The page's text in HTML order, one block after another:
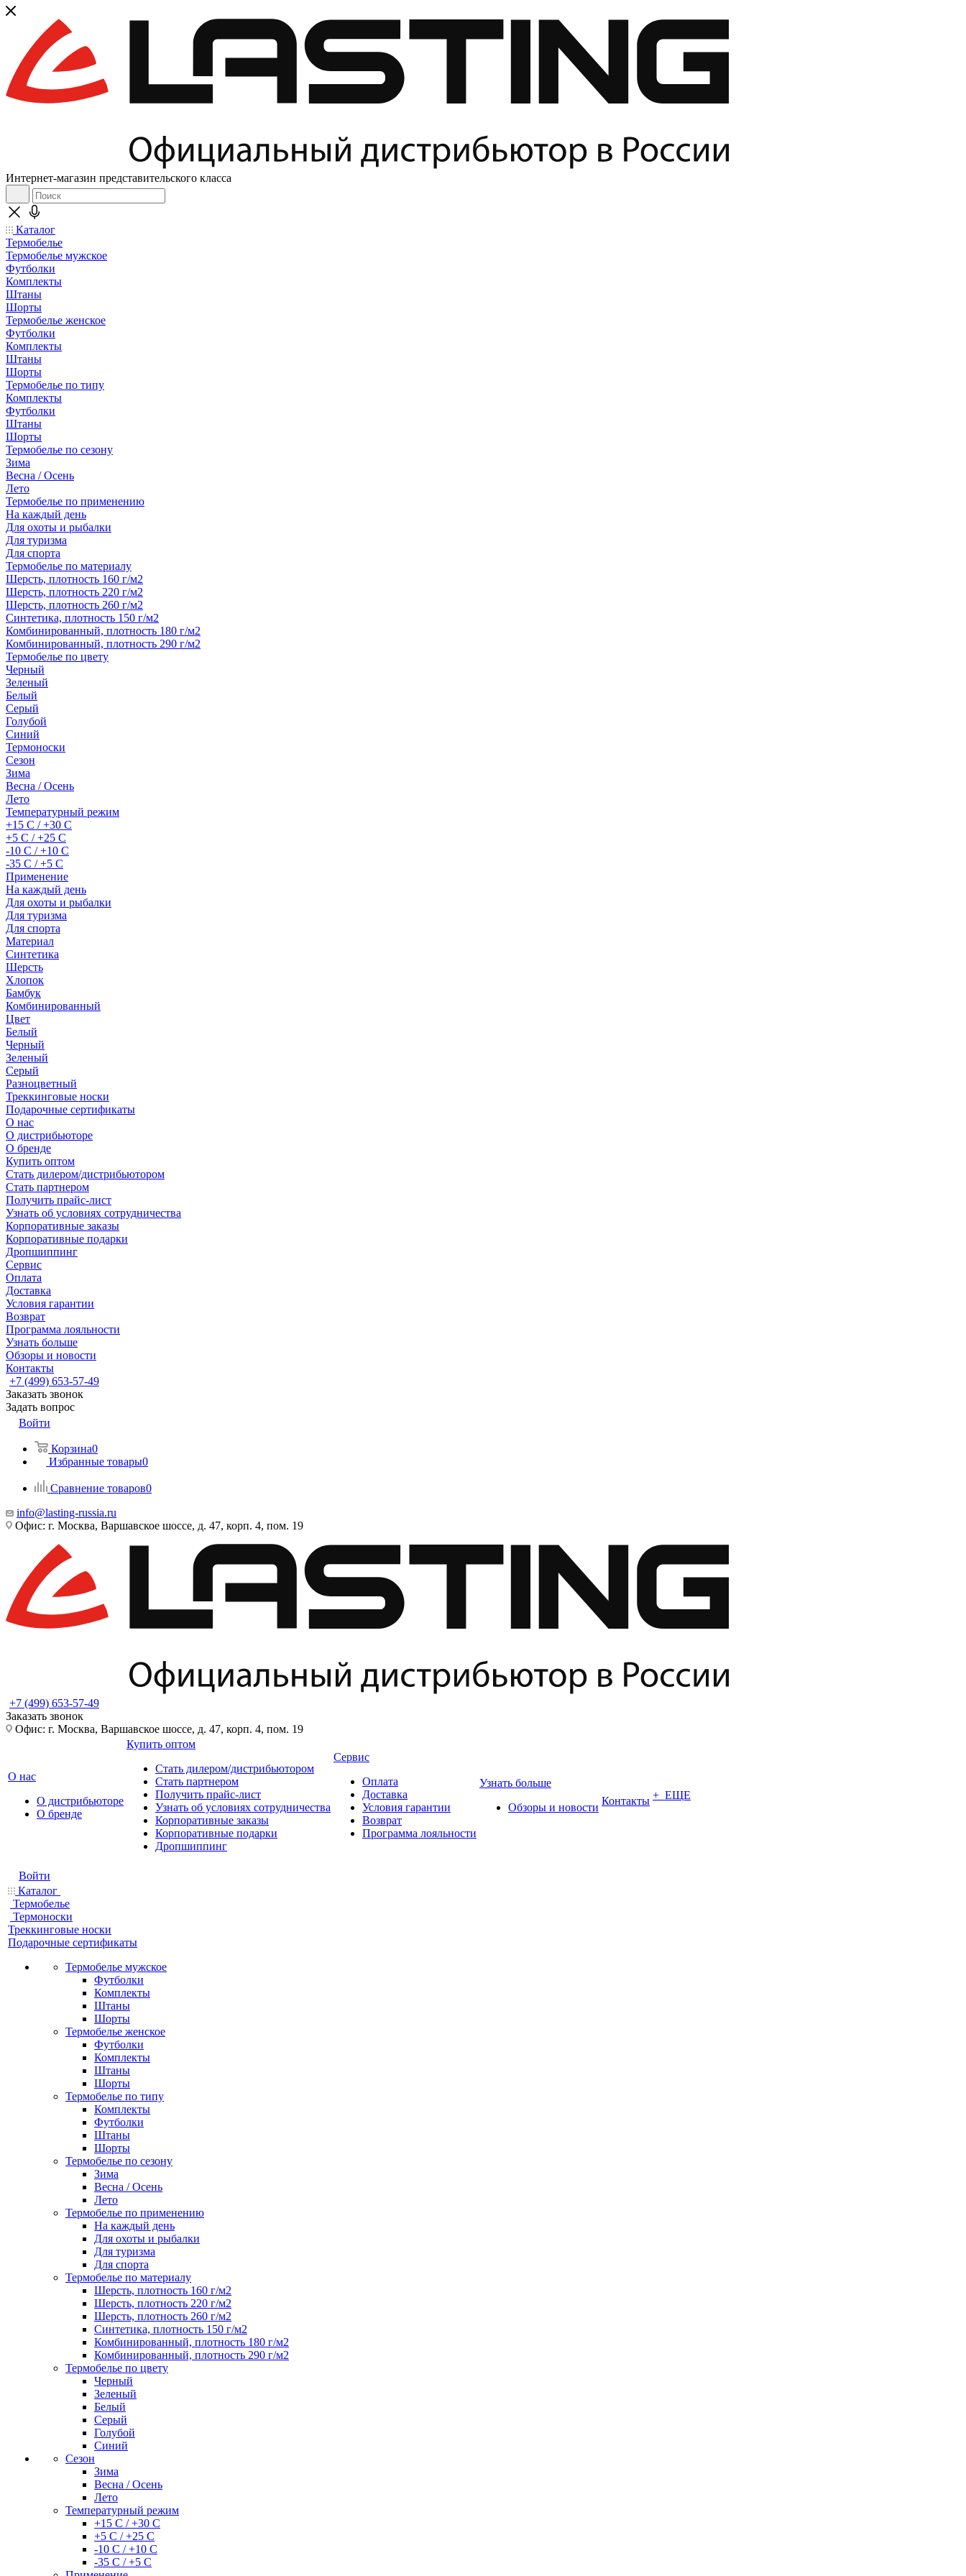
Интернет-магазин представительского класса
Каталог
Термобелье
Термобелье мужское
Футболки
Комплекты
Штаны
Шорты
Термобелье женское
Футболки
Комплекты
Штаны
Шорты
Термобелье по типу
Комплекты
Футболки
Штаны
Шорты
Термобелье по сезону
Зима
Весна / Осень
Лето
Термобелье по применению
На каждый день
Для охоты и рыбалки
Для туризма
Для спорта
Термобелье по материалу
Шерсть, плотность 160 г/м2
Шерсть, плотность 220 г/м2
Шерсть, плотность 260 г/м2
Синтетика, плотность 150 г/м2
Комбинированный, плотность 180 г/м2
Комбинированный, плотность 290 г/м2
Термобелье по цвету
Черный
Зеленый
Белый
Серый
Голубой
Синий
Термоноски
Сезон
Зима
Весна / Осень
Лето
Температурный режим
+15 С / +30 С
+5 С / +25 С
-10 С / +10 С
-35 С / +5 С
Применение
На каждый день
Для охоты и рыбалки
Для туризма
Для спорта
Материал
Синтетика
Шерсть
Хлопок
Бамбук
Комбинированный
Цвет
Белый
Черный
Зеленый
Серый
Разноцветный
Треккинговые носки
Подарочные сертификаты
О нас
О дистрибьюторе
О бренде
Купить оптом
Стать дилером/дистрибьютором
Стать партнером
Получить прайс-лист
Узнать об условиях сотрудничества
Корпоративные заказы
Корпоративные подарки
Дропшиппинг
Сервис
Оплата
Доставка
Условия гарантии
Возврат
Программа лояльности
Узнать больше
Обзоры и новости
Контакты
+7 (499) 653-57-49
Заказать звонок
Задать вопрос
Войти
Корзина0
Избранные товары0
Сравнение товаров0
info@lasting-russia.ru
Офис: г. Москва, Варшавское шоссе, д. 47, корп. 4, пом. 19
+7 (499) 653-57-49
Заказать звонок
Офис: г. Москва, Варшавское шоссе, д. 47, корп. 4, пом. 19
О нас
О дистрибьюторе
О бренде
Купить оптом
Стать дилером/дистрибьютором
Стать партнером
Получить прайс-лист
Узнать об условиях сотрудничества
Корпоративные заказы
Корпоративные подарки
Дропшиппинг
Сервис
Оплата
Доставка
Условия гарантии
Возврат
Программа лояльности
Узнать больше
Обзоры и новости
Контакты + ЕЩЕ
Войти
Каталог
Термобелье
Термоноски
Треккинговые носки
Подарочные сертификаты
Термобелье мужское
Футболки
Комплекты
Штаны
Шорты
Термобелье женское
Футболки
Комплекты
Штаны
Шорты
Термобелье по типу
Комплекты
Футболки
Штаны
Шорты
Термобелье по сезону
Зима
Весна / Осень
Лето
Термобелье по применению
На каждый день
Для охоты и рыбалки
Для туризма
Для спорта
Термобелье по материалу
Шерсть, плотность 160 г/м2
Шерсть, плотность 220 г/м2
Шерсть, плотность 260 г/м2
Синтетика, плотность 150 г/м2
Комбинированный, плотность 180 г/м2
Комбинированный, плотность 290 г/м2
Термобелье по цвету
Черный
Зеленый
Белый
Серый
Голубой
Синий
Сезон
Зима
Весна / Осень
Лето
Температурный режим
+15 С / +30 С
+5 С / +25 С
-10 С / +10 С
-35 С / +5 С